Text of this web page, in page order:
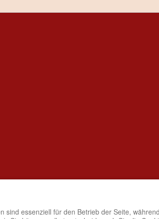
sind essenziell für den Betrieb der Seite,